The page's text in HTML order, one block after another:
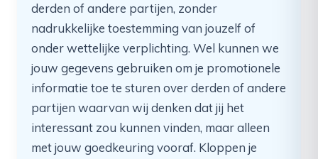
derden of andere partijen, zonder
nadrukkelijke toestemming van jouzelf of
onder wettelijke verplichting. Wel kunnen we
jouw gegevens gebruiken om je promotionele
informatie toe te sturen over derden of andere
partijen waarvan wij denken dat jij het
interessant zou kunnen vinden, maar alleen
met jouw goedkeuring vooraf. Kloppen je